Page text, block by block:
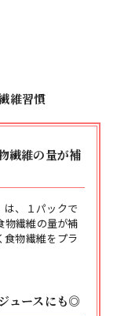
維習慣
繊維の量が補
は、１パックで
物繊維の量が補
食物繊維をプラ
ュースにも◎